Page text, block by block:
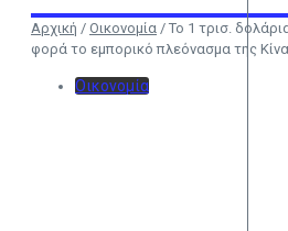
Αρχική / Οικονομία / Το 1 τρισ.
φορά το εμπορικό πλεόνασμα της
Οικονομία